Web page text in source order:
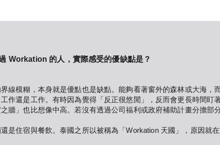
Workation 的人，實際感受的優缺點是？
線模糊，本身就是優點也是缺點。能夠看著窗外的森林或大海，
作還是工作。有時因為覺得「反正很悠閒」，反而會更長時間盯
牆」也比想像中高。若沒有透過公司福利或政府補助計畫分擔部
是住宿與餐飲。泰國之所以被稱為「Workation 天國」，原因就